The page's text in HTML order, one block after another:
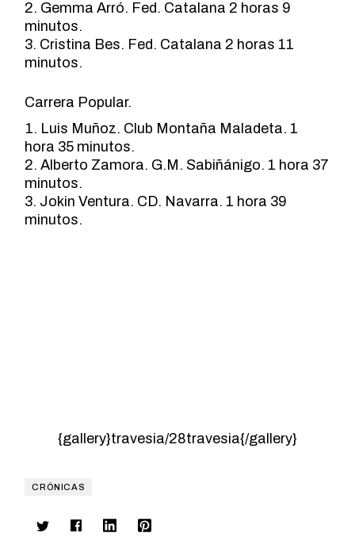
Gemma Arró. Fed. Catalana 2 horas 9
minutos.
Cristina Bes. Fed. Catalana 2 horas 11
minutos.
Carrera Popular.
Luis Muñoz. Club Montaña Maladeta. 1
hora 35 minutos.
Alberto Zamora. G.M. Sabiñánigo. 1 hora 37
minutos.
Jokin Ventura. CD. Navarra. 1 hora 39
minutos.
{gallery}travesia/28travesia{/gallery}
CRÓNICAS